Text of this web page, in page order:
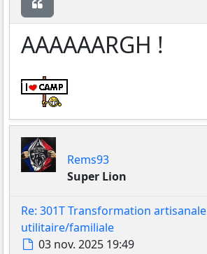
AAAAAARGH !
Rems93
Super Lion
Re: 301T Transformation artisanale
utilitaire/familiale
Message
03 nov. 2025 19:49